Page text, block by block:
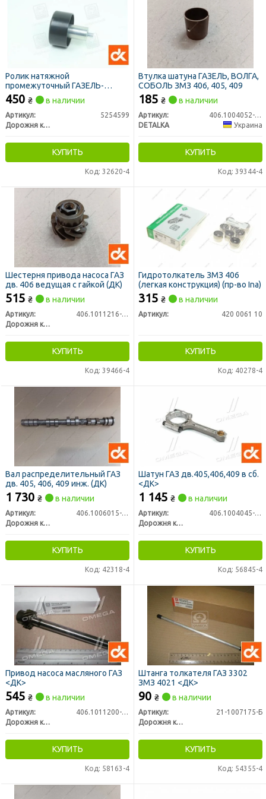
Ролик натяжной
промежуточный ГАЗЕЛЬ-
БИЗНЕС дв.CUMMINS ISF2.8
<ДК>
450 ₴ в наличии
Артикул:
5254599
Дорожня карта
КУПИТЬ
Код: 32620-4
Втулка шатуна ГАЗЕЛЬ, ВОЛГА,
СОБОЛЬ ЗМЗ 406, 405, 409
185 ₴ в наличии
Артикул:
406.1004052-10
DETALKA
Украина
КУПИТЬ
Код: 39344-4
Шестерня привода насоса ГАЗ
дв. 406 ведущая с гайкой (ДК)
515 ₴ в наличии
Артикул:
406.1011216-10
Дорожня карта
КУПИТЬ
Код: 39466-4
Гидротолкатель ЗМЗ 406
(легкая конструкция) (пр-во Ina)
315 ₴ в наличии
Артикул: 420 0061 10
КУПИТЬ
Код: 40278-4
Вал распределительный ГАЗ
дв. 405, 406, 409 инж. (ДК)
1 730 ₴ в наличии
Артикул:
406.1006015-10
Дорожня карта
КУПИТЬ
Код: 42318-4
Шатун ГАЗ дв.405,406,409 в сб.
<ДК>
1 145 ₴ в наличии
Артикул:
406.1004045-01
Дорожня карта
КУПИТЬ
Код: 56845-4
Привод насоса масляного ГАЗ
<ДК>
545 ₴ в наличии
Артикул:
406.1011200-20
Дорожня карта
КУПИТЬ
Код: 58163-4
Штанга толкателя ГАЗ 3302
ЗМЗ 4021 <ДК>
90 ₴ в наличии
Артикул:
21-1007175-Б
Дорожня карта
КУПИТЬ
Код: 54355-4